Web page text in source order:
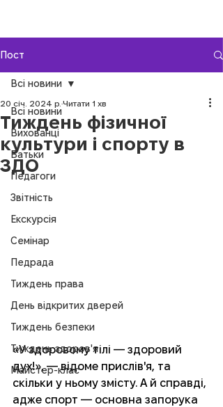
Пост
Всі новини
Вихованці
Батьки
Педагоги
Звітність
Екскурсія
Семінар
Педрада
Тиждень права
День відкритих дверей
Тиждень безпеки
Тиждень здоров'я
Майстер-клас
Всі новини
Тиждень фізичної
культури і спорту в
ЗДО
20 січ. 2024 р. Читати 1 хв
«У здоровому тілі — здоровий
дух!», — відоме прислів'я, та
скільки у ньому змісту. А й справді,
адже спорт — основна запорука